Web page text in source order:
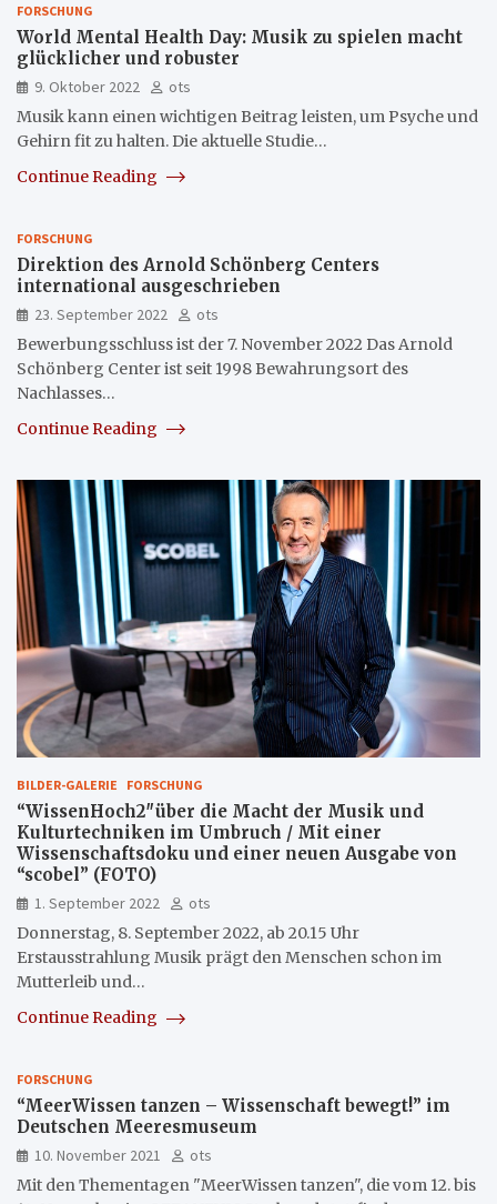
FORSCHUNG
World Mental Health Day: Musik zu spielen macht
glücklicher und robuster
9. Oktober 2022
ots
Musik kann einen wichtigen Beitrag leisten, um Psyche und
Gehirn fit zu halten. Die aktuelle Studie…
Continue Reading
FORSCHUNG
Direktion des Arnold Schönberg Centers
international ausgeschrieben
23. September 2022
ots
Bewerbungsschluss ist der 7. November 2022 Das Arnold
Schönberg Center ist seit 1998 Bewahrungsort des
Nachlasses…
Continue Reading
BILDER-GALERIE FORSCHUNG
“WissenHoch2″über die Macht der Musik und
Kulturtechniken im Umbruch / Mit einer
Wissenschaftsdoku und einer neuen Ausgabe von
“scobel” (FOTO)
1. September 2022
ots
Donnerstag, 8. September 2022, ab 20.15 Uhr
Erstausstrahlung Musik prägt den Menschen schon im
Mutterleib und…
Continue Reading
FORSCHUNG
“MeerWissen tanzen – Wissenschaft bewegt!” im
Deutschen Meeresmuseum
10. November 2021
ots
Mit den Thementagen "MeerWissen tanzen", die vom 12. bis